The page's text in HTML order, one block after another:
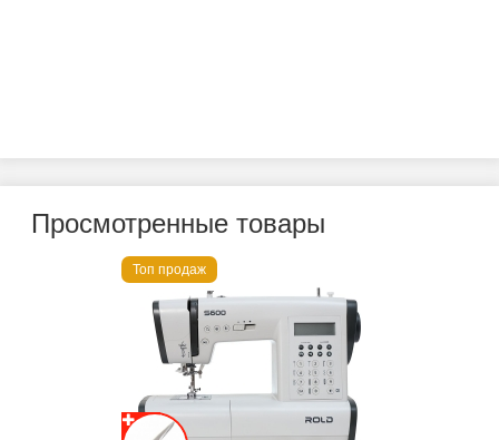
Просмотренные товары
Топ продаж